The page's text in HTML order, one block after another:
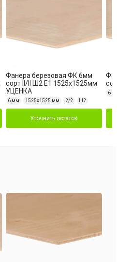
Фанера березовая ФК 6мм
сорт II/II Ш2 Е1 1525х1525мм
УЦЕНКА
6 мм 1525х1525 мм 2/2 Ш2
Уточнить остаток
6